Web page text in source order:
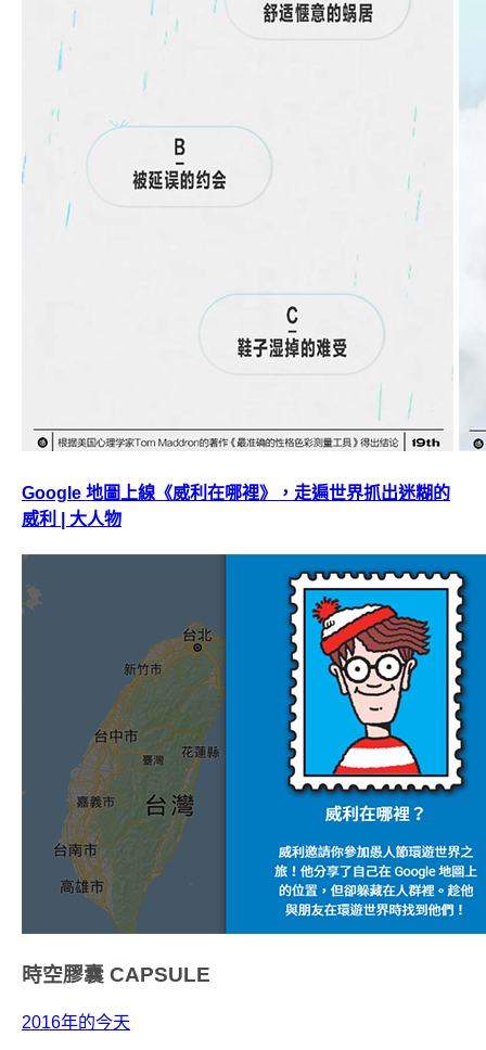
Google 地圖上線《威利在哪裡》，走遍世界抓出迷糊的
威利 | 大人物
時空膠囊 CAPSULE
2016年的今天